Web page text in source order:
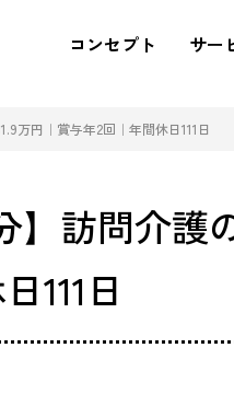
コンセプト サー
万円｜賞与年2回｜年間休日111日
】訪問介護
111日